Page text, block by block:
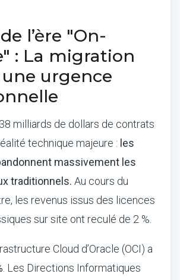
l’ère "On-
: La migration
urgence
milliards de dollars de contrats
technique majeure : les
massivement les
traditionnels. Au cours du
les revenus issus des licences
sur site ont reculé de 2 %.
Cloud d’Oracle (OCI) a
. Les Directions Informatiques